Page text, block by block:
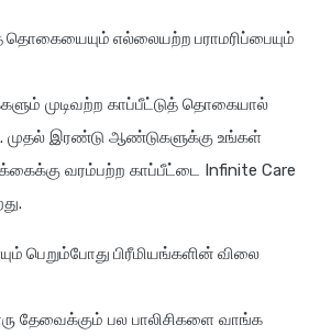
தொகையையும் எல்லையற்ற பராமரிப்பையும்
முடிவற்ற காப்பீட்டுத் தொகையால்
முதல் இரண்டு ஆண்டுகளுக்கு உங்கள்
வரம்பற்ற காப்பீட்டை Infinite Care
பெறும்போது பிரீமியங்களின் விலை
பல பாலிசிகளை வாங்க